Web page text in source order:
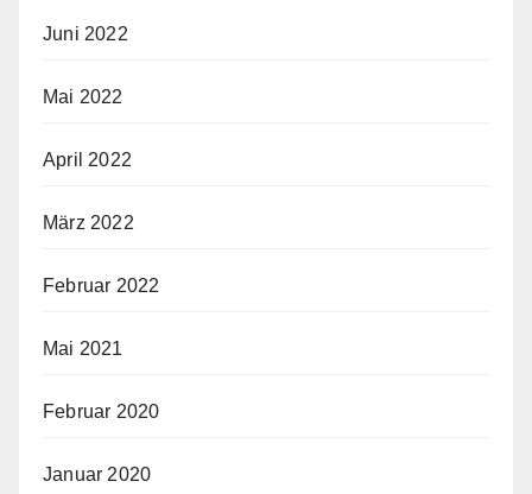
Juni 2022
Mai 2022
April 2022
März 2022
Februar 2022
Mai 2021
Februar 2020
Januar 2020